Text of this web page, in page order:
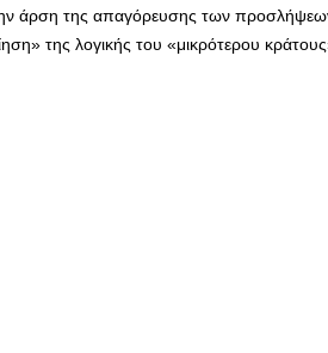
άρση της απαγόρευσης των
της λογικής του «μικρότερου